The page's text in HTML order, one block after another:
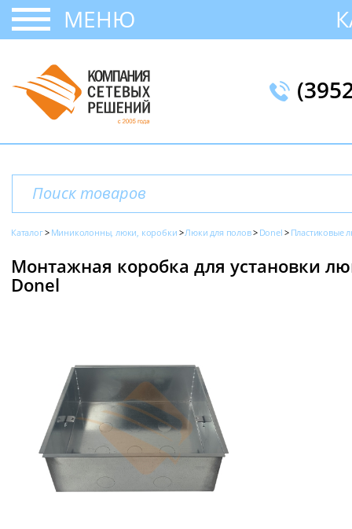
МЕНЮ
Каталог Миниколонны, люки, коробки Люки для полов Donel Пластиковые
Монтажная коробка для установки
Donel